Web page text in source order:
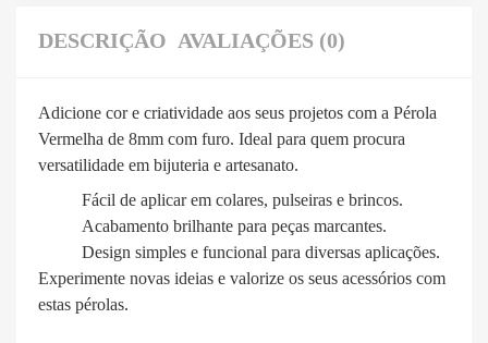
DESCRIÇÃO AVALIAÇÕES (0)
Adicione cor e criatividade aos seus projetos com a Pérola
Vermelha de 8mm com furo. Ideal para quem procura
versatilidade em bijuteria e artesanato.
Fácil de aplicar em colares, pulseiras e brincos.
Acabamento brilhante para peças marcantes.
Design simples e funcional para diversas aplicações.
Experimente novas ideias e valorize os seus acessórios com
estas pérolas.